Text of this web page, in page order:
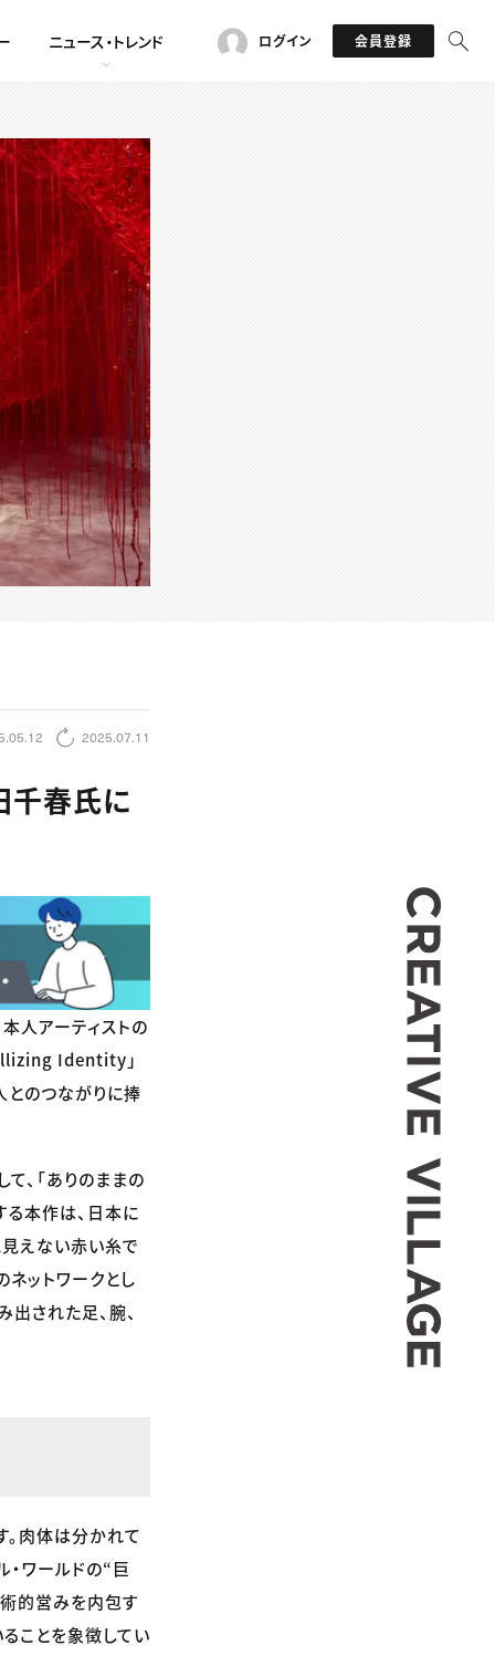
ニュース・トレンド ログイン 会員登録
2025.07.11
千春氏に
人アーティストの
Identity」
とのつながりに捧
、「ありのままの
る本作は、日本に
えない赤い糸で
ットワークとし
された足、腕、
。肉体は分かれて
ワールドの“巨
的営みを内包す
ことを象徴してい